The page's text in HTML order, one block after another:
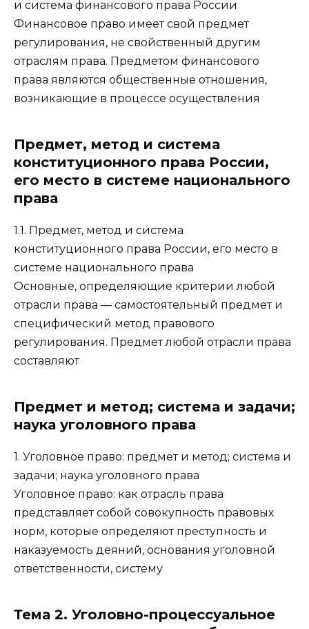
и система финансового права России
Финансовое право имеет свой предмет
регулирования, не свойственный другим
отраслям права. Предметом финансового
права являются общественные отношения,
возникающие в процессе осуществления
Предмет, метод и система
конституционного права России,
его место в системе национального
права
1.1. Предмет, метод и система
конституционного права России, его место в
системе национального права
Основные, определяющие критерии любой
отрасли права — самостоятельный предмет и
специфический метод правового
регулирования. Предмет любой отрасли права
составляют
Предмет и метод; система и задачи;
наука уголовного права
1. Уголовное право: предмет и метод; система и
задачи; наука уголовного права
Уголовное право: как отрасль права
представляет собой совокупность правовых
норм, которые определяют преступность и
наказуемость деяний, основания уголовной
ответственности, систему
Тема 2. Уголовно-процессуальное